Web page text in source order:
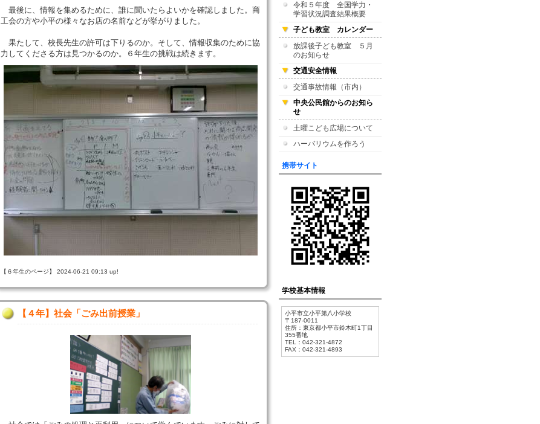
最後に、情報を集めるために、誰に聞いたらよいかを確認しました。商
工会の方や小平の様々なお店の名前などが挙がりました。
果たして、校長先生の許可は下りるのか。そして、情報収集のために協
力してくださる方は見つかるのか。６年生の挑戦は続きます。
【６年生のページ】 2024-06-21 09:13 up!
【４年】社会「ごみ出前授業」
令和５年度 全国学力・
学習状況調査結果概要
子ども教室 カレンダー
放課後子ども教室 ５月
のお知らせ
交通安全情報
交通事故情報（市内）
中央公民館からのお知ら
せ
土曜こども広場について
ハーバリウムを作ろう
携帯サイト
学校基本情報
小平市立小平第八小学校
〒187-0011
住所：東京都小平市鈴木町1丁目
355番地
TEL：042-321-4872
FAX：042-321-4893